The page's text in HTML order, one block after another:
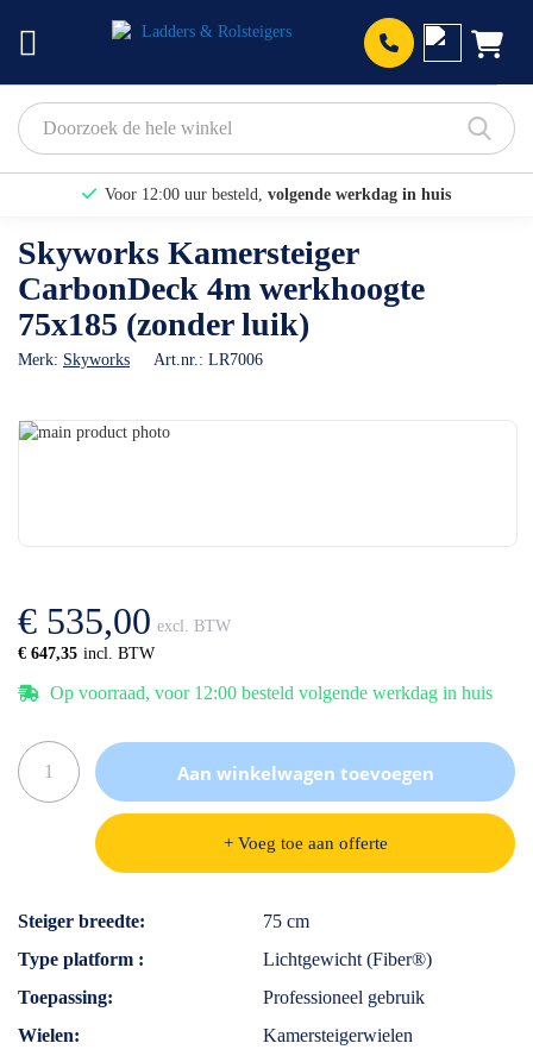
Voor 12:00 uur besteld, volgende werkdag in huis
Bekijk hier onze Actiepagina
Binnen 1 dag eengratis offerte
Skyworks Kamersteiger
CarbonDeck 4m werkhoogte
75x185 (zonder luik)
Merk: Skyworks Art.nr.: LR7006
Ga
gallerij
€ 647,35
€ 535,00
Op voorraad, voor 12:00 besteld volgende werkdag in huis
Aan winkelwagen toevoegen
+ Voeg toe aan offerte
Specificaties
Steiger breedte
75 cm
Type platform
Lichtgewicht (Fiber®)
Toepassing
Professioneel gebruik
Wielen
Kamersteigerwielen